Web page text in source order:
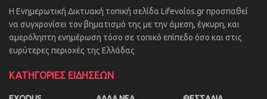
Η Ενημερωτική Δικτυακή τοπική σελίδα Lifevolos.gr προσπαθεί
να συγχρονίσει τον βηματισμό της με την άμεση, έγκυρη, και
αμερόληπτη ενημέρωση τόσο σε τοπικό επίπεδο όσο και στις
ευρύτερες περιοχές της Ελλάδας
ΚΑΤΗΓΟΡΙΕΣ ΕΙΔΗΣΕΩΝ